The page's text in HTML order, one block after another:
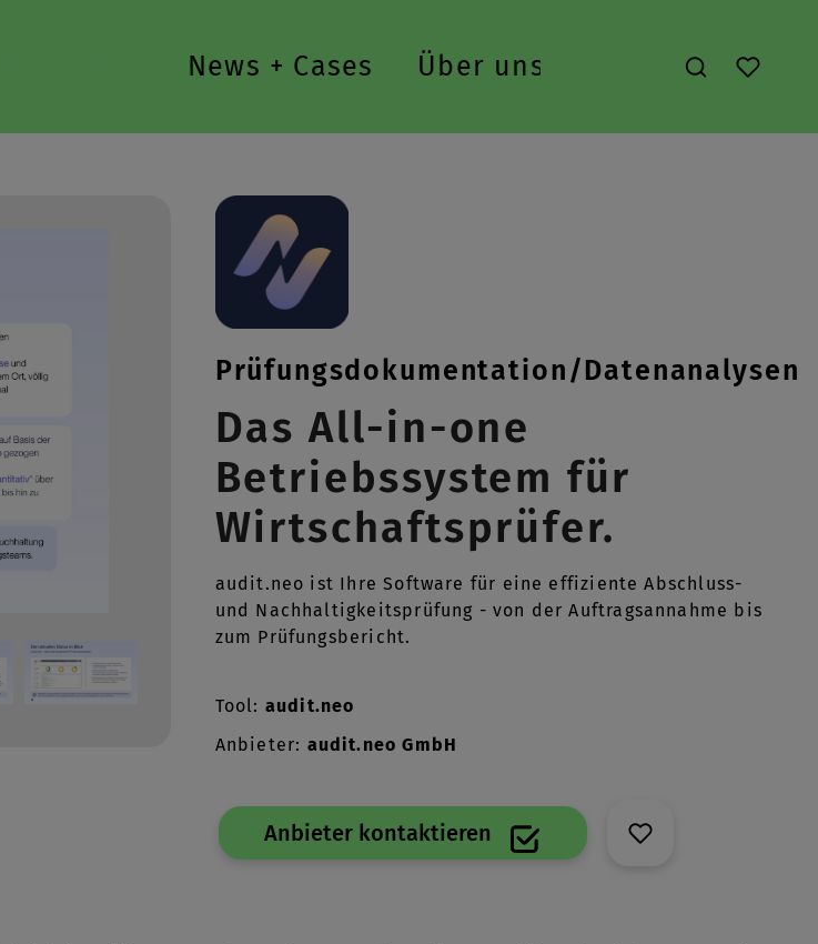
News + Cases Über uns Du hast
Prüfungsdokumentation/Datenanalysen
Das All-in-one
Betriebssystem für
Wirtschaftsprüfer.
audit.neo ist Ihre Software für eine effiziente Abschluss-
und Nachhaltigkeitsprüfung - von der Auftragsannahme bis
zum Prüfungsbericht.
Tool: audit.neo
Anbieter: audit.neo GmbH
Anbieter kontaktieren